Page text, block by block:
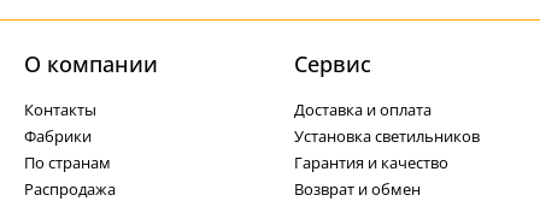
О компании
Контакты
Фабрики
По странам
Распродажа
Cервис
Доставка и оплата
Установка светильников
Гарантия и качество
Возврат и обмен